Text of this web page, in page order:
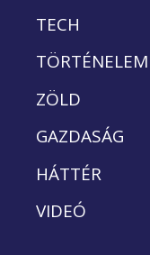
TECH
TÖRTÉNELEM
ZÖLD
GAZDASÁG
HÁTTÉR
VIDEÓ